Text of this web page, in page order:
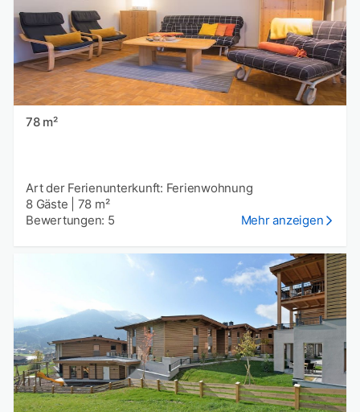
78 m²
Art der Ferienunterkunft: Ferienwohnung
8 Gäste
78 m²
Bewertungen: 5
Mehr anzeigen